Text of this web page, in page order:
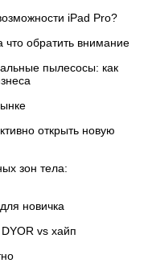
iPad Pro?
что обратить внимание
пылесосы: как
открыть новую
зон тела:
новичка
vs хайп